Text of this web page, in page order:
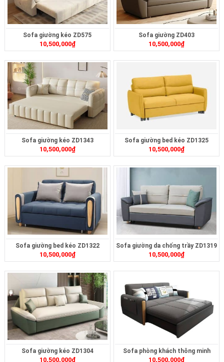
Sofa giường kéo ZD575
10,500,000₫
Sofa giường ZD403
10,500,000₫
Sofa giường kéo ZD1343
10,500,000₫
Sofa giường bed kéo ZD1325
10,500,000₫
Sofa giường bed kéo ZD1322
10,500,000₫
Sofa giường da chống trầy ZD1319
10,500,000₫
Sofa giường kéo ZD1304
10,500,000₫
Sofa phòng khách thông minh
10,500,000₫